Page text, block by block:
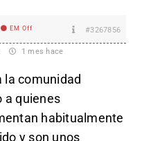
EM Off #3267856
1 mes hace
la comunidad
a quienes
habitualmente
y son unos